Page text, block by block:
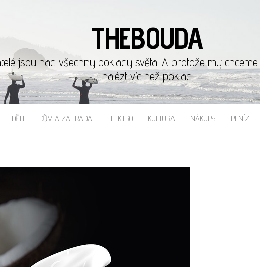
THEBOUDA
jsou nad všechny poklady světa. A protože my
nalézt víc než poklad.
DĚTI DŮM A ZAHRADA ELEKTRO KULTURA NÁKUPY PENÍZE